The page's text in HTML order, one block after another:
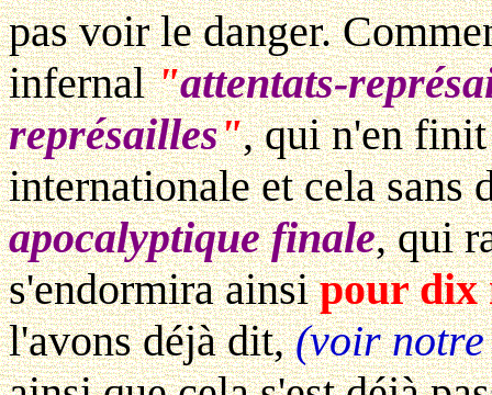
pas voir le danger.
infernal"attentats-
représailles", qui n'en
internationale et cela sans
apocalyptique finale, qui
s'endormira ainsipour dix
l'avons déjà dit,(voir